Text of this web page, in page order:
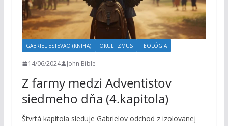
GABRIEL ESTEVAO (KNIHA) OKULTIZMUS TEOLÓGIA
14/06/2024 John Bible
Z farmy medzi Adventistov
siedmeho dňa (4.kapitola)
Štvrtá kapitola sleduje Gabrielov odchod z izolovanej